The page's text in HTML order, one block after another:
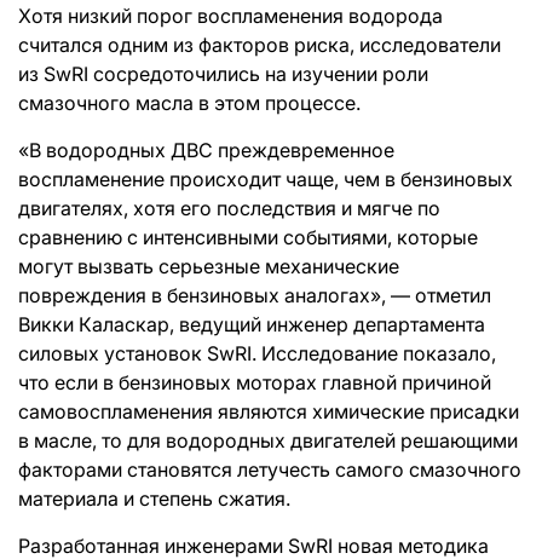
Хотя низкий порог воспламенения водорода
считался одним из факторов риска, исследователи
из SwRI сосредоточились на изучении роли
смазочного масла в этом процессе.
«В водородных ДВС преждевременное
воспламенение происходит чаще, чем в бензиновых
двигателях, хотя его последствия и мягче по
сравнению с интенсивными событиями, которые
могут вызвать серьезные механические
повреждения в бензиновых аналогах», — отметил
Викки Каласкар, ведущий инженер департамента
силовых установок SwRI. Исследование показало,
что если в бензиновых моторах главной причиной
самовоспламенения являются химические присадки
в масле, то для водородных двигателей решающими
факторами становятся летучесть самого смазочного
материала и степень сжатия.
Разработанная инженерами SwRI новая методика